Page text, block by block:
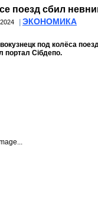
поезд сбил
ЭКОНОМИКА
под колёса
портал Сiбдепо.